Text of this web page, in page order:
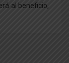
al beneficio,